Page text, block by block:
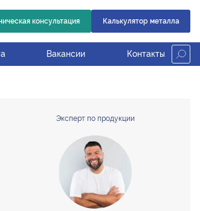
консультация Калькулятор металла
Вакансии Контакты
Эксперт по продукции